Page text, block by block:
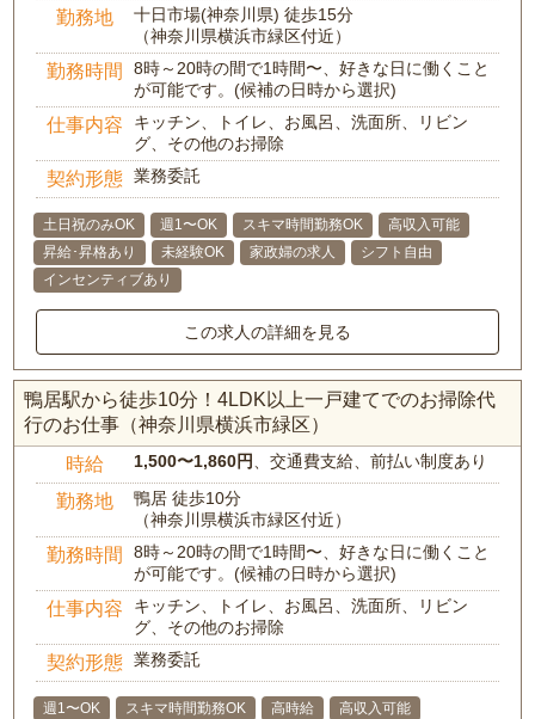
勤務地
十日市場(神奈川県) 徒歩15分
（神奈川県横浜市緑区付近）
勤務時間
8時～20時の間で1時間〜、好きな日に働くこと
が可能です。(候補の日時から選択)
仕事内容
キッチン、トイレ、お風呂、洗面所、リビン
グ、その他のお掃除
契約形態 業務委託
土日祝のみOK 週1〜OK スキマ時間勤務OK
高収入可能
昇給･昇格あり
未経験OK 家政婦の求人
シフト自由
インセンティブあり
この求人の詳細を見る
鴨居駅から徒歩10分！4LDK以上一戸建てでのお掃除代
行のお仕事（神奈川県横浜市緑区）
時給 1,500〜1,860円、交通費支給、前払い制度あり
勤務地
鴨居 徒歩10分
（神奈川県横浜市緑区付近）
勤務時間
8時～20時の間で1時間〜、好きな日に働くこと
が可能です。(候補の日時から選択)
仕事内容
キッチン、トイレ、お風呂、洗面所、リビン
グ、その他のお掃除
契約形態 業務委託
週1〜OK スキマ時間勤務OK 高時給
高収入可能